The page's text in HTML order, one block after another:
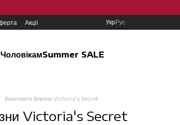
Акції УкрРус
ЧоловікамSummer SALE
Комплекти білизни Victoria's Secret
Victoria's Secret